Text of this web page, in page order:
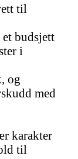
til
et budsjett
i
og
med
karakter
til